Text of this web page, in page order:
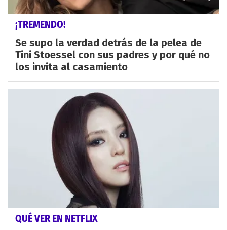
¡TREMENDO!
Se supo la verdad detrás de la pelea de
Tini Stoessel con sus padres y por qué no
los invita al casamiento
QUÉ VER EN NETFLIX